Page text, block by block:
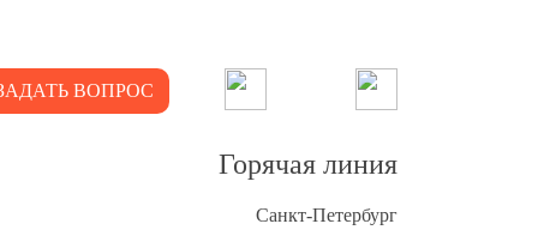
ВОПРОС
Горячая линия
Санкт-Петербург